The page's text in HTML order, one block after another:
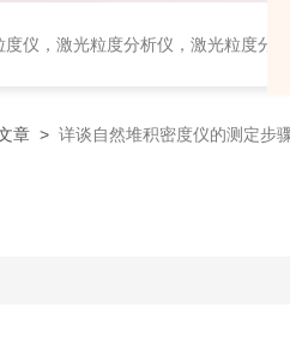
光粒度分析仪，激光粒度分布仪；全自动激光粒度分布
章 > 详谈自然堆积密度仪的测定步